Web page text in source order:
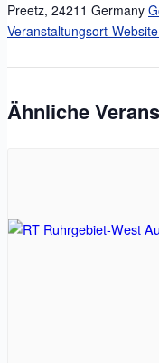
Preetz, 24211 Germany
Veranstaltungsort-
Ähnliche